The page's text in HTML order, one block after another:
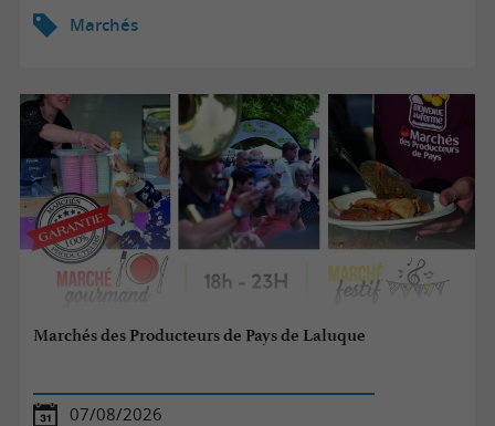
Marchés
Marchés des Producteurs de Pays de Laluque
07/08/2026